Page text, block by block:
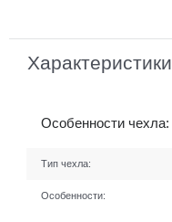
Характеристики
Особенности чехла:
Тип чехла:
Особенности: